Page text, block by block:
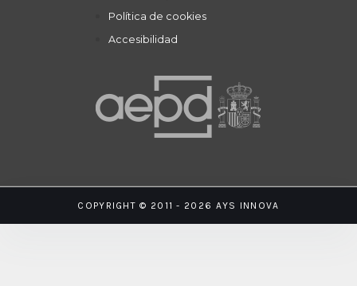
Política de cookies
Accesibilidad
COPYRIGHT © 2011 - 2026 AYS INNOVA